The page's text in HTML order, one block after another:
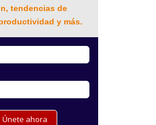
tendencias de
y más.